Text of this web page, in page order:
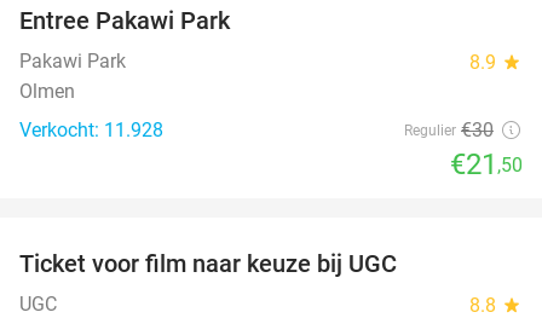
Entree Pakawi Park
Pakawi Park 8.9 star
Olmen
Verkocht: 11.928
Regulier €30
€21 ,50
Ticket voor film naar keuze bij UGC
UGC 8.8 star